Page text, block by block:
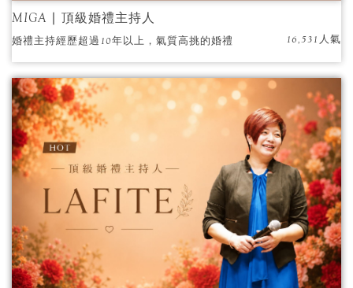
MIGA ∣ 頂級婚禮主持人
婚禮主持經歷超過10年以上，氣質高挑的婚禮
人的婚禮主持風格，深受賓客與長輩的喜愛，
為你們打造出夢想婚禮。
16,531人氣